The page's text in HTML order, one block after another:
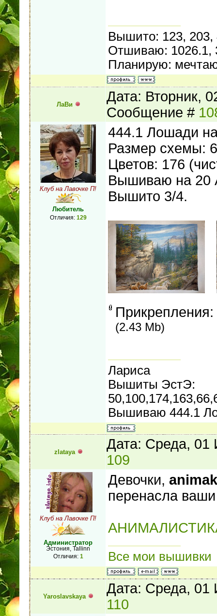
Вышито: 123, 203,
Отшиваю: 1026.1,
Планирую:
ЛаВи
Дата: Вторник,
Сообщение #
Клуб на Лавочке П!
Любитель
Отличия: 129
444.1 Лошади
Размер схемы:
Цветов: 176
Вышиваю на 20
Вышито 3/4.
Прикрепления:
(2.43 Mb)
Лариса
Вышиты ЭстЭ:
Вышиваю 444.1
zlataya
Дата: Среда,
109
Клуб на Лавочке П!
Администратор
Эстония, Tallinn
Отличия: 1
Девочки,
перенасла
Все мои вышивки
Yaroslavskaya
Дата: Среда,
110